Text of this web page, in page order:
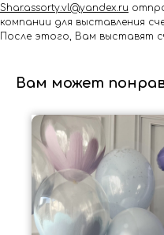
Shar.assorty.vl@yandex.ru
компании для выставления
После этого, Вам выставят
Вам может